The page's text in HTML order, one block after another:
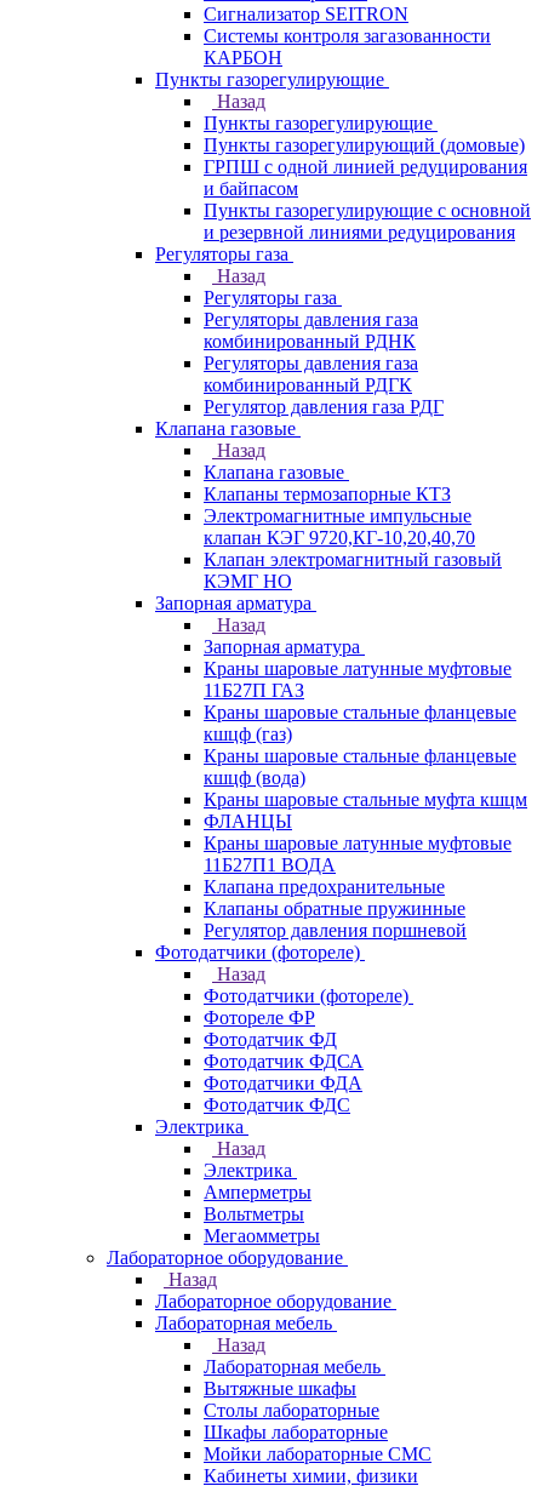
Сигнализатор SEITRON
Системы контроля загазованности
КАРБОН
Пункты газорегулирующие
Назад
Пункты газорегулирующие
Пункты газорегулирующий (домовые)
ГРПШ с одной линией редуцирования
и байпасом
Пункты газорегулирующие с основной
и резервной линиями редуцирования
Регуляторы газа
Назад
Регуляторы газа
Регуляторы давления газа
комбинированный РДНК
Регуляторы давления газа
комбинированный РДГК
Регулятор давления газа РДГ
Клапана газовые
Назад
Клапана газовые
Клапаны термозапорные КТЗ
Электромагнитные импульсные
клапан КЭГ 9720,КГ-10,20,40,70
Клапан электромагнитный газовый
КЭМГ НО
Запорная арматура
Назад
Запорная арматура
Краны шаровые латунные муфтовые
11Б27П ГАЗ
Краны шаровые стальные фланцевые
кшцф (газ)
Краны шаровые стальные фланцевые
кшцф (вода)
Краны шаровые стальные муфта кшцм
ФЛАНЦЫ
Краны шаровые латунные муфтовые
11Б27П1 ВОДА
Клапана предохранительные
Клапаны обратные пружинные
Регулятор давления поршневой
Фотодатчики (фотореле)
Назад
Фотодатчики (фотореле)
Фотореле ФР
Фотодатчик ФД
Фотодатчик ФДСА
Фотодатчики ФДА
Фотодатчик ФДС
Электрика
Назад
Электрика
Амперметры
Вольтметры
Мегаомметры
Лабораторное оборудование
Назад
Лабораторное оборудование
Лабораторная мебель
Назад
Лабораторная мебель
Вытяжные шкафы
Столы лабораторные
Шкафы лабораторные
Мойки лабораторные СМС
Кабинеты химии, физики